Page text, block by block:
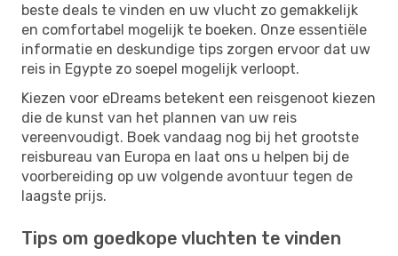
beste deals te vinden en uw vlucht zo gemakkelijk
en comfortabel mogelijk te boeken. Onze essentiële
informatie en deskundige tips zorgen ervoor dat uw
reis in Egypte zo soepel mogelijk verloopt.
Kiezen voor eDreams betekent een reisgenoot kiezen
die de kunst van het plannen van uw reis
vereenvoudigt. Boek vandaag nog bij het grootste
reisbureau van Europa en laat ons u helpen bij de
voorbereiding op uw volgende avontuur tegen de
laagste prijs.
Tips om goedkope vluchten te vinden